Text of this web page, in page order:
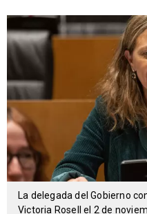
La delegada del Gobierno
Victoria Rosell el 2 de